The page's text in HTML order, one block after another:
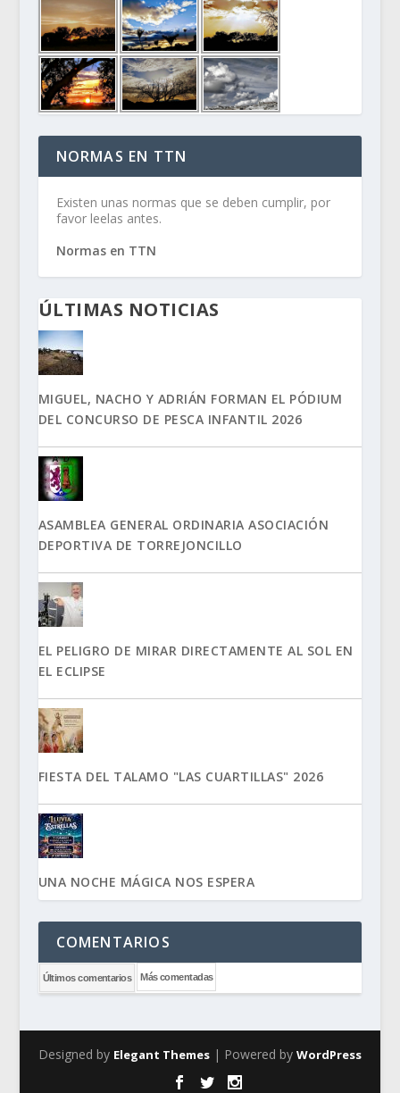
NORMAS EN TTN
Existen unas normas que se deben cumplir, por
favor leelas antes.
Normas en TTN
ÚLTIMAS NOTICIAS
MIGUEL, NACHO Y ADRIÁN FORMAN EL PÓDIUM
DEL CONCURSO DE PESCA INFANTIL 2026
ASAMBLEA GENERAL ORDINARIA ASOCIACIÓN
DEPORTIVA DE TORREJONCILLO
EL PELIGRO DE MIRAR DIRECTAMENTE AL SOL EN
EL ECLIPSE
FIESTA DEL TALAMO "LAS CUARTILLAS" 2026
UNA NOCHE MÁGICA NOS ESPERA
COMENTARIOS
Últimos comentarios Más comentadas
Designed by Elegant Themes| Powered by WordPress